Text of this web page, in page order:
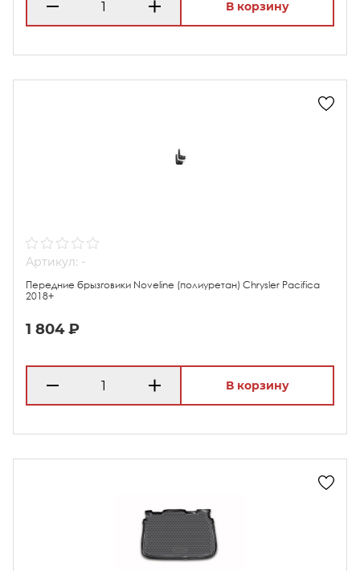
В корзину
Артикул: -
Передние брызговики Noveline (полиуретан) Chrysler Pacifica
2018+
1 804 ₽
В корзину